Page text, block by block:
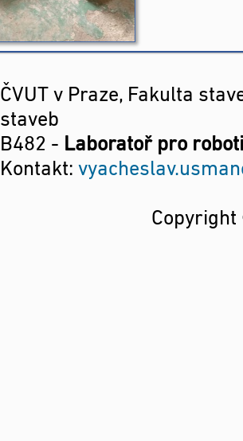
ČVUT v Praze, Fakulta
staveb
B482 - Laboratoř pro
Kontakt: